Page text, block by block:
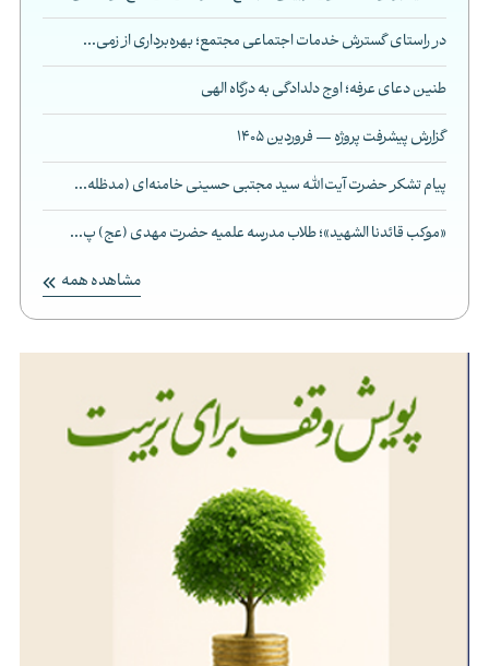
در راستای گسترش خدمات اجتماعی مجتمع؛ بهره‌برداری از زمی...
طنین دعای عرفه؛ اوج دلدادگی به درگاه الهی
گزارش پیشرفت پروژه — فروردین 1405
پیام تشکر حضرت آیت‌الله سید مجتبی حسینی خامنه‌ای (مدظله...
«موکب قائدنا الشهید»؛ طلاب مدرسه علمیه حضرت مهدی (عج) پ...
مشاهده همه